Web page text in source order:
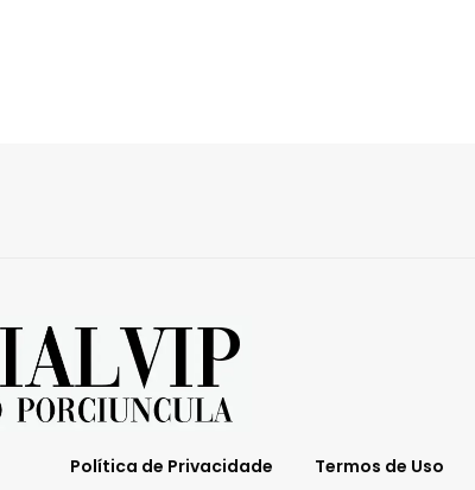
Política de Privacidade Termos de Uso